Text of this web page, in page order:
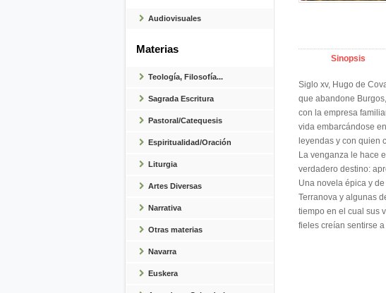
Audiovisuales
Materias
Teología, Filosofía...
Sagrada Escritura
Pastoral/Catequesis
Espiritualidad/Oración
Liturgia
Artes Diversas
Narrativa
Otras materias
Navarra
Euskera
Sinopsis
Siglo xv, Hugo de
que abandone
con la empresa
vida embarcándose
leyendas y con quien
La venganza le hace
verdadero destino:
Una novela épica y
Terranova y algunas
tiempo en el cual sus
fieles creían sentirse